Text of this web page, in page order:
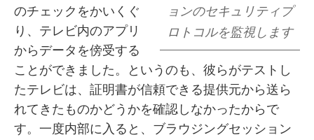
ョンのセキュリティプ
ロトコルを監視します
のチェックをかいくぐ
り、テレビ内のアプリ
からデータを傍受する
ことができました。というのも、彼らがテストし
たテレビは、証明書が信頼できる提供元から送ら
れてきたものかどうかを確認しなかったからで
す。一度内部に入ると、ブラウジングセッション